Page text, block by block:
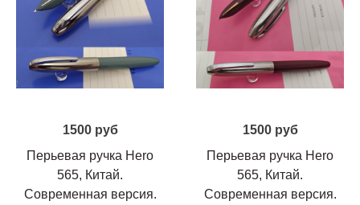
1500 руб
Перьевая ручка Hero
565, Китай.
Современная версия.
1500 руб
Перьевая ручка Hero
565, Китай.
Современная версия.